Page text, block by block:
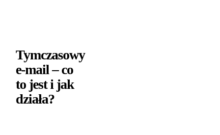
Tymczasowy
e-mail – co
to jest i jak
działa?